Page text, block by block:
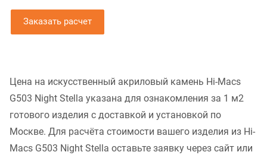
Заказать расчет
Цена на искусственный акриловый камень Hi-Macs
G503 Night Stella указана для ознакомления за 1 м2
готового изделия с доставкой и установкой по
Москве. Для расчёта стоимости вашего изделия из Hi-
Macs G503 Night Stella оставьте заявку через сайт или